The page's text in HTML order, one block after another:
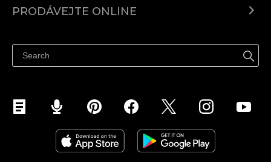
Ceny
PRODÁVEJTE ONLINE
Prodávejte na Facebooku
Prodávejte na Instagramu